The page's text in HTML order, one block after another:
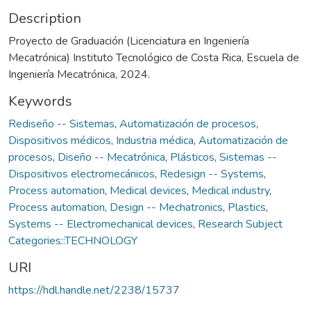
Description
Proyecto de Graduación (Licenciatura en Ingeniería
Mecatrónica) Instituto Tecnológico de Costa Rica, Escuela de
Ingeniería Mecatrónica, 2024.
Keywords
Rediseño -- Sistemas, Automatización de procesos,
Dispositivos médicos, Industria médica, Automatización de
procesos, Diseño -- Mecatrónica, Plásticos, Sistemas --
Dispositivos electromecánicos, Redesign -- Systems,
Process automation, Medical devices, Medical industry,
Process automation, Design -- Mechatronics, Plastics,
Systems -- Electromechanical devices, Research Subject
Categories::TECHNOLOGY
URI
https://hdl.handle.net/2238/15737